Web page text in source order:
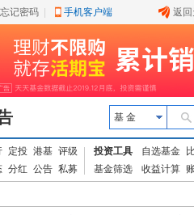
忘记密码 手机客户端 返回
基 金
定投 港基 评级
分红 公告 私募
投资工具 自选基金
基金筛选
收益计算